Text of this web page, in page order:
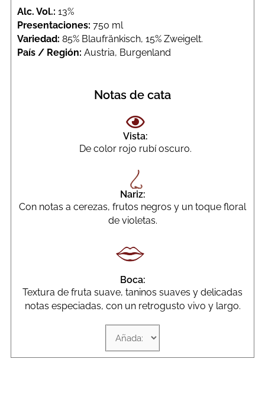
Alc. Vol.: 13%
Presentaciones: 750 ml
Variedad: 85% Blaufränkisch, 15% Zweigelt.
País / Región: Austria, Burgenland
Notas de cata
Vista:
De color rojo rubí oscuro.
Nariz:
Con notas a cerezas, frutos negros y un toque floral
de violetas.
Boca:
Textura de fruta suave, taninos suaves y delicadas
notas especiadas, con un retrogusto vivo y largo.